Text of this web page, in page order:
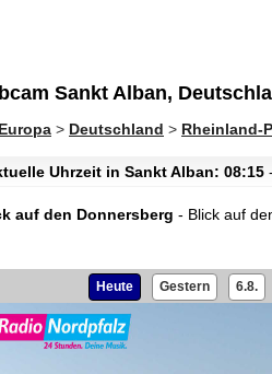
Sankt Alban,
Europa > Deutschland > Rheinland-
Uhrzeit in Sankt Alban: 08:15
auf den Donnersberg - Blick auf
Heute Gestern 6.8.